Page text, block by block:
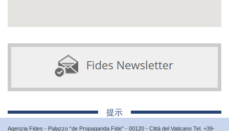
提示
Agenzia Fides - Palazzo “de Propaganda Fide” - 00120 - Città del Vaticano Tel. +39-